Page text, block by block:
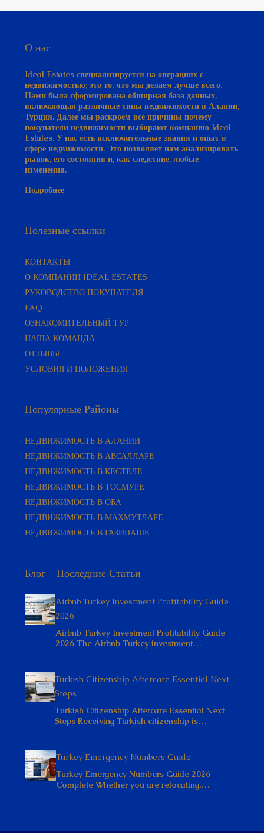
О нас
Ideal Estates специализируется на операциях с
недвижимостью; это то, что мы делаем лучше всего.
Нами была сформирована обширная база данных,
включающая различные типы недвижимости в Алании,
Турция. Далее мы раскроем все причины почему
покупатели недвижимости выбирают компанию Ideal
Estates. У нас есть исключительные знания и опыт в
сфере недвижимости. Это позволяет нам анализировать
рынок, его состояния и, как следствие, любые
изменения.
Подробнее
Полезные ссылки
КОНТАКТЫ
О КОМПАНИИ IDEAL ESTATES
РУКОВОДСТВО ПОКУПАТЕЛЯ​
FAQ
ОЗНАКОМИТЕЛЬНЫЙ ТУР
НАША КОМАНДА
ОТЗЫВЫ
УСЛОВИЯ И ПОЛОЖЕНИЯ
Популярные Районы
НЕДВИЖИМОСТЬ В АЛАНИИ
НЕДВИЖИМОСТЬ В АВСАЛЛАРЕ
НЕДВИЖИМОСТЬ В КЕСТЕЛЕ
НЕДВИЖИМОСТЬ В ТОСМУРЕ
НЕДВИЖИМОСТЬ В ОБА
НЕДВИЖИМОСТЬ В МАХМУТЛАРЕ
НЕДВИЖИМОСТЬ В ГАЗИПАШЕ
Блог – Последние Статьи
Airbnb Turkey Investment Profitability Guide
2026
Airbnb Turkey Investment Profitability Guide
2026 The Airbnb Turkey investment…
Turkish Citizenship Aftercare Essential Next
Steps
Turkish Citizenship Aftercare Essential Next
Steps Receiving Turkish citizenship is…
Turkey Emergency Numbers Guide
Turkey Emergency Numbers Guide 2026
Complete Whether you are relocating,…